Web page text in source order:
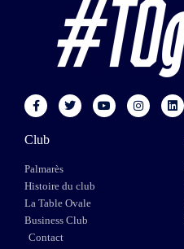
Club
Palmarès
Histoire du club
La Table Ovale
Business Club
Contact